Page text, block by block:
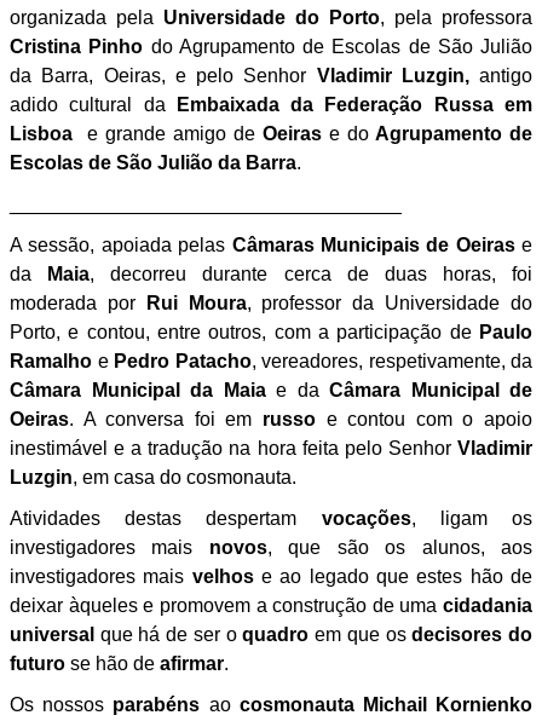
organizada pela Universidade do Porto, pela professora
Cristina Pinho do Agrupamento de Escolas de São Julião
da Barra, Oeiras, e pelo Senhor Vladimir Luzgin, antigo
adido cultural da Embaixada da Federação Russa em
Lisboa e grande amigo de Oeiras e do Agrupamento de
Escolas de São Julião da Barra.
A sessão, apoiada pelas Câmaras Municipais de Oeirase
da
Maia, decorreu durante cerca de duas horas, foi
moderada por
Rui Moura, professor da Universidade do
Porto, e contou, entre outros, com a participação de Paulo
Ramalho e Pedro Patacho, vereadores, respetivamente, da
Câmara Municipal da Maiae da Câmara Municipal de
Oeiras. A conversa foi em russo e contou com o apoio
inestimável e a tradução na hora feita pelo Senhor Vladimir
Luzgin, em casa do cosmonauta.
Atividades destas despertam vocações, ligam os
investigadores mais novos, que são os alunos, aos
investigadores mais velhose ao legado que estes hão de
deixar àqueles e promovem a construção de uma cidadania
universal que há de ser oquadro em que osdecisores do
futuro se hão de afirmar.
Os nossos parabéns ao cosmonauta
Michail Kornienko